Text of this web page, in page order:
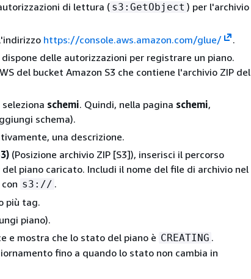
di lettura ( s3:GetObject ) per l'archivio
https://console.aws.amazon.com/glue/
.
delle autorizzazioni per registrare un piano.
del bucket Amazon S3 che contiene l'archivio ZIP del
schemi. Quindi, nella pagina schemi,
schema).
una descrizione.
(Posizione archivio ZIP [S3]), inserisci il percorso
del piano caricato. Includi il nome del file di archivio nel
s3:// .
più tag.
piano).
e mostra che lo stato del piano è CREATING .
fino a quando lo stato non cambia in